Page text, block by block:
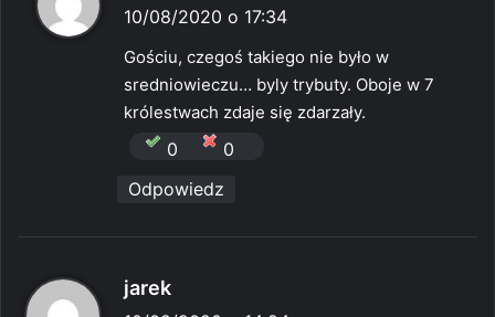
i
z
e
10/08/2020 o 17:34
Gościu, czegoś takiego nie było w
sredniowieczu… byly trybuty. Oboje w 7
królestwach zdaje się zdarzały.
0
0
Odpowiedz
jarek